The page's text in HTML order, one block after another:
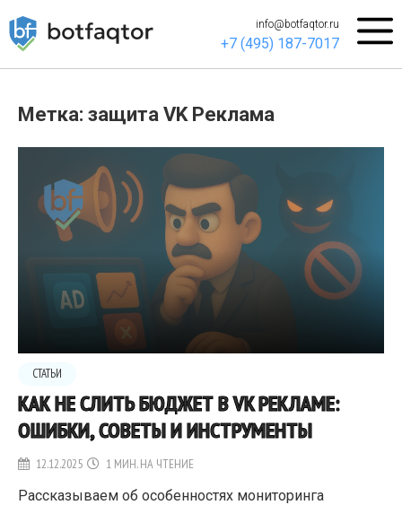
info@botfaqtor.ru
+7 (495) 187-7017
Метка: защита VK Реклама
СТАТЬИ
КАК НЕ СЛИТЬ БЮДЖЕТ В VK РЕКЛАМЕ:
ОШИБКИ, СОВЕТЫ И ИНСТРУМЕНТЫ
12.12.2025 1 МИН. НА ЧТЕНИЕ
Рассказываем об особенностях мониторинга